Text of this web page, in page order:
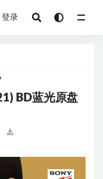
登录
BD蓝光原盘